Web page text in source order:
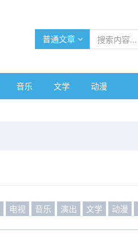
普通文章
音乐 文学 动漫
电视 音乐 演出 文学 动漫